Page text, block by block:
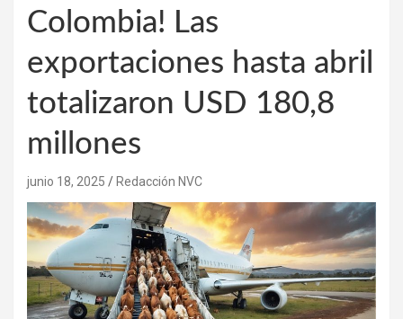
Colombia! Las
exportaciones hasta abril
totalizaron USD 180,8
millones
junio 18, 2025 Redacción NVC